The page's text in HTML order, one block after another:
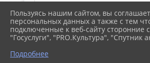
Пользуясь нашим сайтом, вы
персональных данных а также с тем
подключенные к веб-сайту сторонние
"Госуслуги", "PRO.Культура", "Спутник
Подробнее